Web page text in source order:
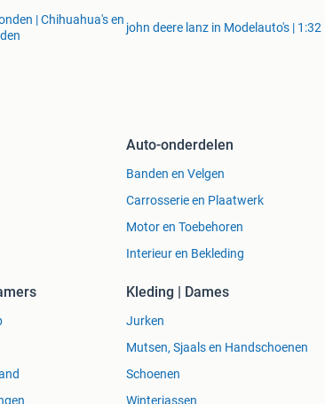
| Chihuahua's en
john deere lanz in Modelauto's | 1:32
Auto-onderdelen
Banden en Velgen
Carrosserie en Plaatwerk
Motor en Toebehoren
Interieur en Bekleding
Kleding | Dames
Jurken
Mutsen, Sjaals en Handschoenen
Schoenen
Winterjassen